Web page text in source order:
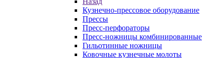
Кузнечно-прессовое оборудование
Прессы
Пресс-перфораторы
Пресс-ножницы комбинированные
Гильотинные ножницы
Ковочные кузнечные молоты